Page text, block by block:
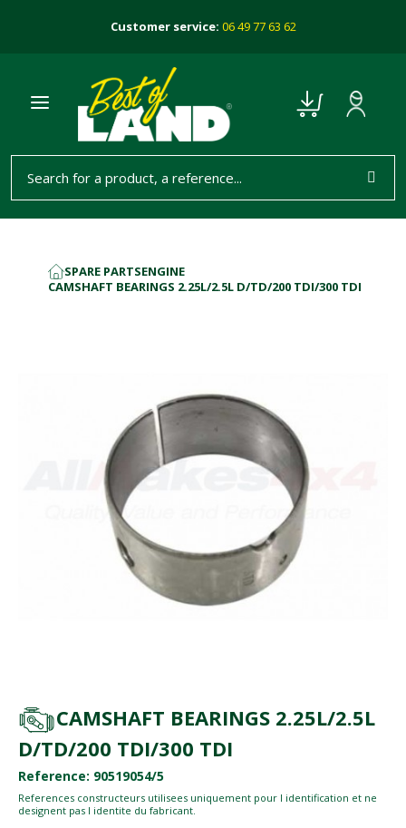
Customer service: 06 49 77 63 62
HOME
SPARE PARTSENGINE
CAMSHAFT BEARINGS 2.25L/2.5L D/TD/200 TDI/300 TDI
CAMSHAFT BEARINGS 2.25L/2.5L
D/TD/200 TDI/300 TDI
Reference: 90519054/5
References constructeurs utilisees uniquement pour l identification et ne
designent pas l identite du fabricant.